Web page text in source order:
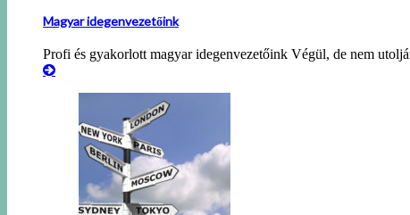
Magyar idegenvezetőink
Profi és gyakorlott magyar idegenvezetőink Végül, de nem